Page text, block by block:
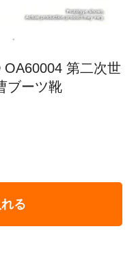
第二次世
ブーツ靴
る